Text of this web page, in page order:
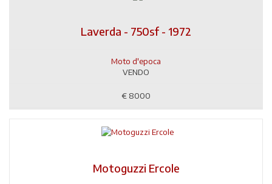
Laverda - 750sf - 1972
Moto d'epoca
VENDO
€ 8000
Motoguzzi Ercole